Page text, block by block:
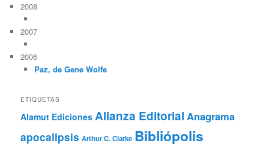
2008
2007
2006
Paz, de Gene Wolfe
ETIQUETAS
Alamut Ediciones Alianza Editorial Anagrama
apocalipsis Arthur C. Clarke Bibliópolis